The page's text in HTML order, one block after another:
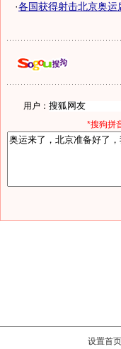
·各国获得射击北京奥
用户：
*搜狗拼
设置首页